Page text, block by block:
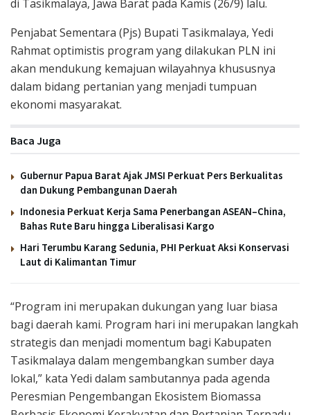
di Tasikmalaya, Jawa Barat pada Kamis (26/9) lalu.
Penjabat Sementara (Pjs) Bupati Tasikmalaya, Yedi
Rahmat optimistis program yang dilakukan PLN ini
akan mendukung kemajuan wilayahnya khususnya
dalam bidang pertanian yang menjadi tumpuan
ekonomi masyarakat.
Baca Juga
Gubernur Papua Barat Ajak JMSI Perkuat Pers Berkualitas
dan Dukung Pembangunan Daerah
Indonesia Perkuat Kerja Sama Penerbangan ASEAN–China,
Bahas Rute Baru hingga Liberalisasi Kargo
Hari Terumbu Karang Sedunia, PHI Perkuat Aksi Konservasi
Laut di Kalimantan Timur
“Program ini merupakan dukungan yang luar biasa
bagi daerah kami. Program hari ini merupakan langkah
strategis dan menjadi momentum bagi Kabupaten
Tasikmalaya dalam mengembangkan sumber daya
lokal,” kata Yedi dalam sambutannya pada agenda
Peresmian Pengembangan Ekosistem Biomassa